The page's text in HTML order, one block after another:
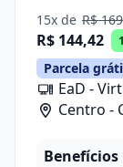
15x de R$
R$ 144,42
Parcela
EaD -
Centro -
Benefícios